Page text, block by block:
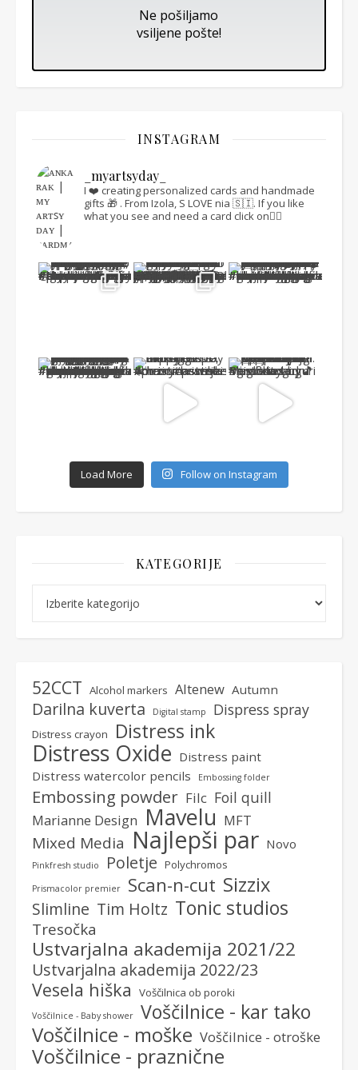
Ne pošiljamo
vsiljene pošte!
INSTAGRAM
_myartsyday_
I ❤️ creating personalized cards and handmade
gifts 🎁 . From Izola, S LOVE nia 🇸🇮. If you like
what you see and need a card click on👇🏻
Load More Follow on Instagram
KATEGORIJE
52CCT Alcohol markers Altenew Autumn
Darilna kuverta Digital stamp Dispress spray
Distress crayon Distress ink
Distress Oxide Distress paint
Distress watercolor pencils
Embossing folder
Embossing powder Filc Foil quill
Marianne Design Mavelu MFT
Mixed Media Najlepši par Novo
Pinkfresh studio Poletje Polychromos
Prismacolor premier Scan-n-cut Sizzix
Slimline Tim Holtz Tonic studios
Tresočka
Ustvarjalna akademija 2021/22
Ustvarjalna akademija 2022/23
Vesela hiška Voščilnica ob poroki
Voščilnice - Baby shower Voščilnice - kar tako
Voščilnice - moške Voščilnice - otroške
Voščilnice - praznične